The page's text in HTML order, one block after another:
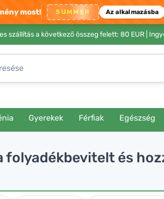
most! SUMMER Az alkalmazásba
szállítás a következő összeg felett: 80 EUR |
Gyerekek Férfiak Egészség
és